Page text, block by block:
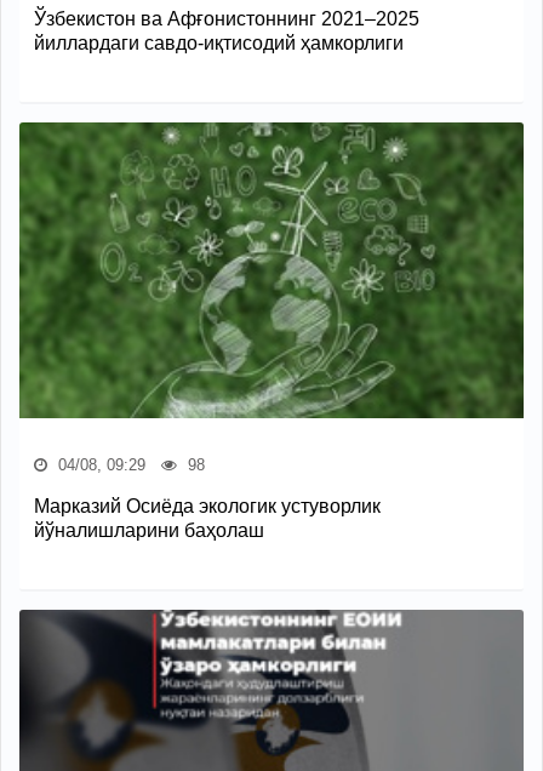
Ўзбекистон ва Афғонистоннинг 2021–2025
йиллардаги савдо-иқтисодий ҳамкорлиги
04/08, 09:29 98
Марказий Осиёда экологик устуворлик
йўналишларини баҳолаш